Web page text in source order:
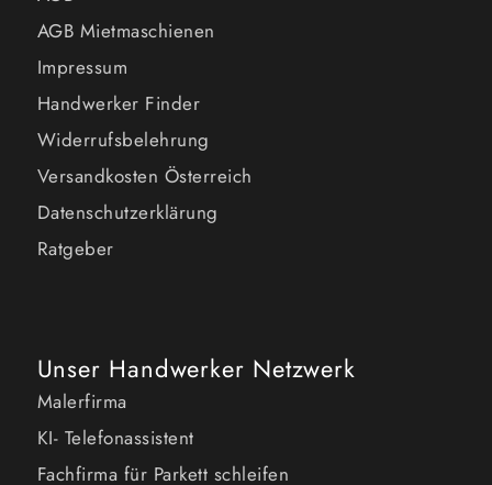
AGB Mietmaschienen
Impressum
Handwerker Finder
Widerrufsbelehrung
Versandkosten Österreich
Datenschutzerklärung
Ratgeber
Unser Handwerker Netzwerk
Malerfirma
KI- Telefonassistent
Fachfirma für Parkett schleifen